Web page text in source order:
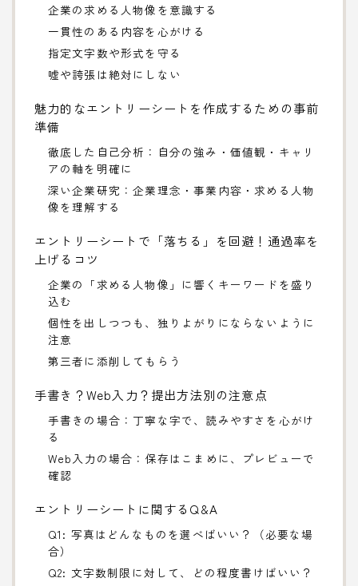
企業の求める人物像を意識する
一貫性のある内容を心がける
指定文字数や形式を守る
嘘や誇張は絶対にしない
魅力的なエントリーシートを作成するための事前
準備
徹底した自己分析：自分の強み・価値観・キャリ
アの軸を明確に
深い企業研究：企業理念・事業内容・求める人物
像を理解する
エントリーシートで「落ちる」を回避！通過率を
上げるコツ
企業の「求める人物像」に響くキーワードを盛り
込む
個性を出しつつも、独りよがりにならないように
注意
第三者に添削してもらう
手書き？Web入力？提出方法別の注意点
手書きの場合：丁寧な字で、読みやすさを心がけ
る
Web入力の場合：保存はこまめに、プレビューで
確認
エントリーシートに関するQ&A
Q1: 写真はどんなものを選べばいい？（必要な場
合）
Q2: 文字数制限に対して、どの程度書けばいい？